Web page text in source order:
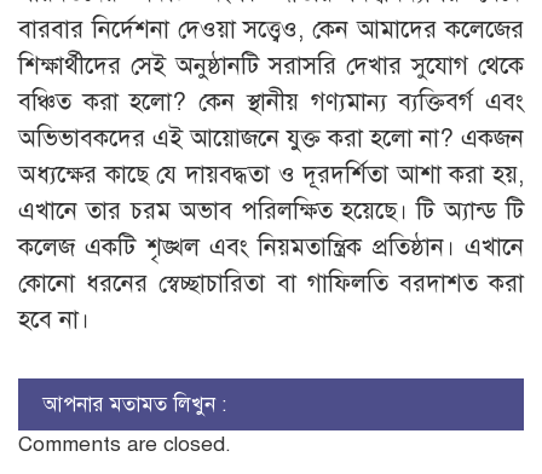
বারবার নির্দেশনা দেওয়া সত্ত্বেও, কেন আমাদের কলেজের
শিক্ষার্থীদের সেই অনুষ্ঠানটি সরাসরি দেখার সুযোগ থেকে
বঞ্চিত করা হলো? কেন স্থানীয় গণ্যমান্য ব্যক্তিবর্গ এবং
অভিভাবকদের এই আয়োজনে যুক্ত করা হলো না? ​একজন
অধ্যক্ষের কাছে যে দায়বদ্ধতা ও দূরদর্শিতা আশা করা হয়,
এখানে তার চরম অভাব পরিলক্ষিত হয়েছে। টি অ্যান্ড টি
কলেজ একটি শৃঙ্খল এবং নিয়মতান্ত্রিক প্রতিষ্ঠান। এখানে
কোনো ধরনের স্বেচ্ছাচারিতা বা গাফিলতি বরদাশত করা
হবে না।
আপনার মতামত লিখুন :
Comments are closed.